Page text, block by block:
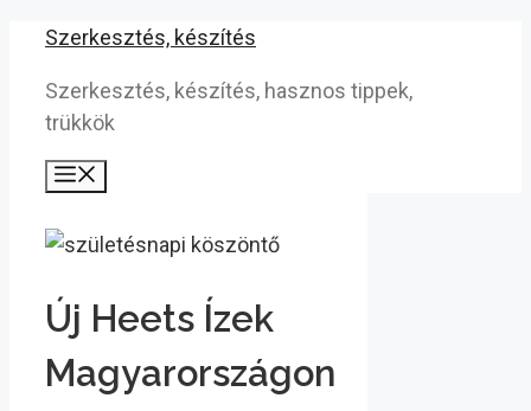
Kilépés
tartalomba
Szerkesztés, készítés
Szerkesztés, készítés, hasznos tippek,
trükkök
Új Heets Ízek
Magyarországon